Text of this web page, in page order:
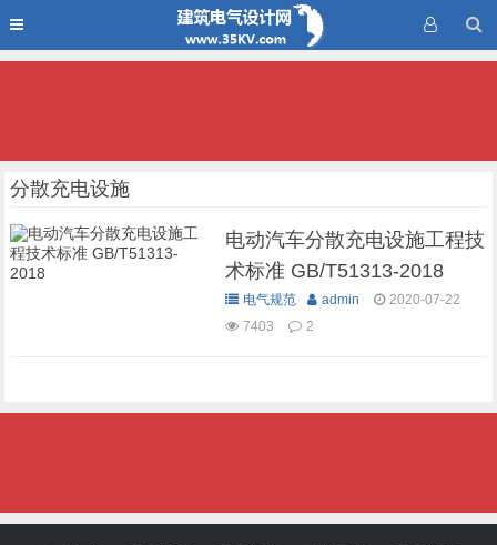
分散充电设施
电动汽车分散充电设施工程技
术标准 GB/T51313-2018
电气规范 admin
2020-07-22
7403
2